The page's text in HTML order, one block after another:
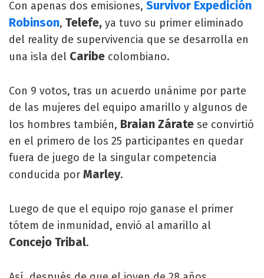
Con apenas dos emisiones, Survivor Expedición
Robinson, Telefe, ya tuvo su primer eliminado
del reality de supervivencia que se desarrolla en
una isla del Caribe colombiano.
Con 9 votos, tras un acuerdo unánime por parte
de las mujeres del equipo amarillo y algunos de
los hombres también, Braian Zárate se convirtió
en el primero de los 25 participantes en quedar
fuera de juego de la singular competencia
conducida por Marley.
Luego de que el equipo rojo ganase el primer
tótem de inmunidad, envió al amarillo al
Concejo Tribal.